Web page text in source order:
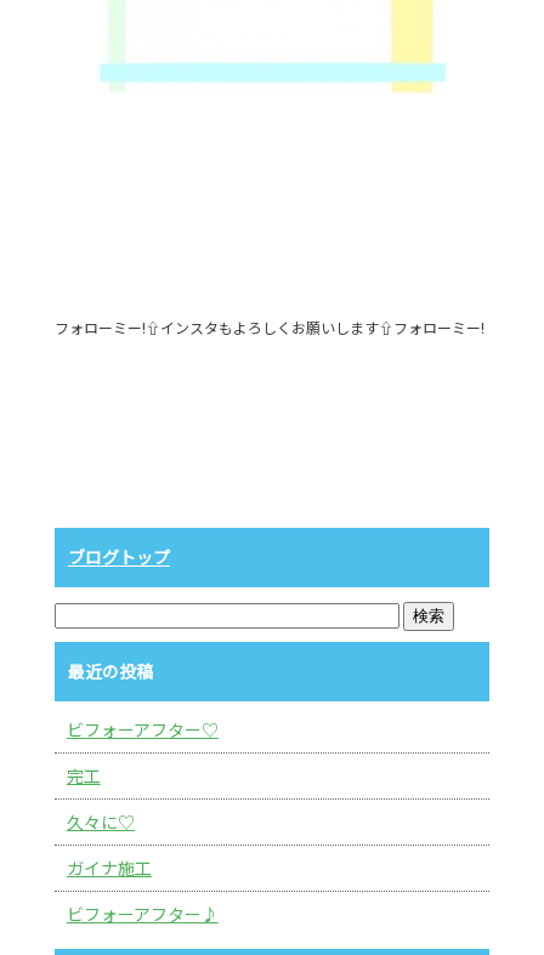
フォローミー!⇧インスタもよろしくお願いします⇧フォローミー!
ブログトップ
最近の投稿
ビフォーアフター♡
完工
久々に♡
ガイナ施工
ビフォーアフター♪